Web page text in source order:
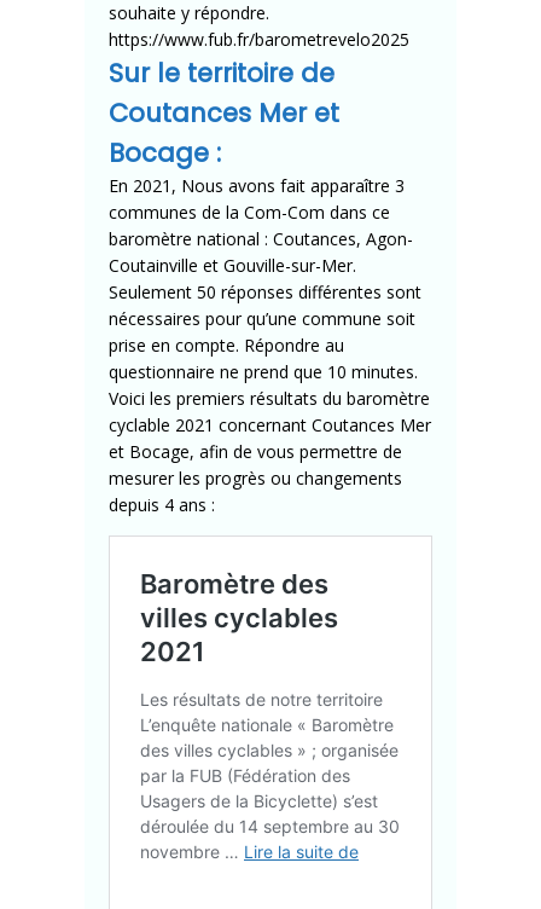
souhaite y répondre.
https://www.fub.fr/barometrevelo2025
Sur le territoire de
Coutances Mer et
Bocage :
En 2021, Nous avons fait apparaître 3
communes de la Com-Com dans ce
baromètre national : Coutances, Agon-
Coutainville et Gouville-sur-Mer.
Seulement 50 réponses différentes sont
nécessaires pour qu’une commune soit
prise en compte. Répondre au
questionnaire ne prend que 10 minutes.
Voici les premiers résultats du baromètre
cyclable 2021 concernant Coutances Mer
et Bocage, afin de vous permettre de
mesurer les progrès ou changements
depuis 4 ans :